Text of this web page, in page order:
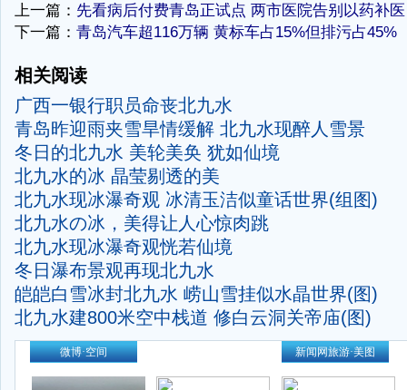
上一篇： 先看病后付费青岛正试点 两市医院告别以药补医
下一篇： 青岛汽车超116万辆 黄标车占15%但排污占45%
相关阅读
广西一银行职员命丧北九水
青岛昨迎雨夹雪旱情缓解 北九水现醉人雪景
冬日的北九水 美轮美奂 犹如仙境
北九水的冰 晶莹剔透的美
北九水现冰瀑奇观 冰清玉洁似童话世界(组图)
北九水の冰，美得让人心惊肉跳
北九水现冰瀑奇观恍若仙境
冬日瀑布景观再现北九水
皑皑白雪冰封北九水 崂山雪挂似水晶世界(图)
北九水建800米空中栈道 修白云洞关帝庙(图)